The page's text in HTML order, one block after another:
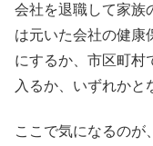
会社を退職して家族
は元いた会社の健康
にするか、市区町村
入るか、いずれかと
ここで気になるのが、